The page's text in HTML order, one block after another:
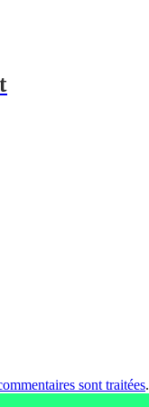
sont traitées.